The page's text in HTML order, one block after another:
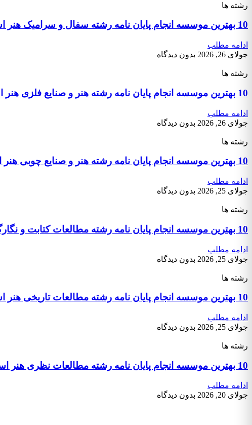
رشته ها
10 بهترین موسسه انجام پایان نامه رشته سفال و سرامیک هنر اسلامی
ادامه مطلب
جولای 26, 2026
بدون دیدگاه
رشته ها
10 بهترین موسسه انجام پایان نامه رشته هنر و صنایع فلزی هنر اسلامی
ادامه مطلب
جولای 26, 2026
بدون دیدگاه
رشته ها
10 بهترین موسسه انجام پایان نامه رشته هنر و صنایع چوبی هنر اسلامی
ادامه مطلب
جولای 25, 2026
بدون دیدگاه
رشته ها
10 بهترین موسسه انجام پایان نامه رشته مطالعات کتابت و نگارگری هنر اسلامی
ادامه مطلب
جولای 25, 2026
بدون دیدگاه
رشته ها
10 بهترین موسسه انجام پایان نامه رشته مطالعات تاریخی هنر اسلامی
ادامه مطلب
جولای 25, 2026
بدون دیدگاه
رشته ها
10 بهترین موسسه انجام پایان نامه رشته مطالعات نظری هنر اسلامی
ادامه مطلب
جولای 20, 2026
بدون دیدگاه